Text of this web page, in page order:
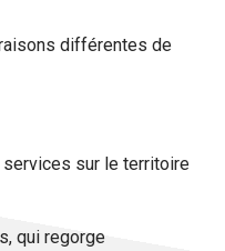
différentes de
sur le territoire
qui regorge